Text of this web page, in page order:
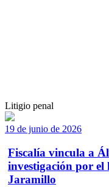
Litigio penal
19 de junio de 2026
Fiscalía vincula a
investigación por el
Jaramillo